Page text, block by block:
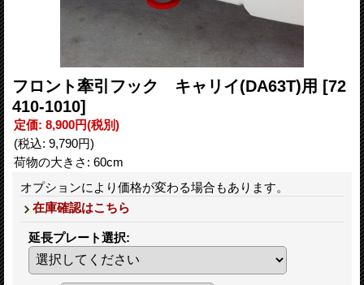
フロント牽引フック キャリイ(DA63T)用 [72
410-1010]
定価: 8,900円(税別)
(税込: 9,790円)
荷物の大きさ : 60cm
オプションにより価格が変わる場合もあります。
在庫確認はこちら
延長プレート選択: